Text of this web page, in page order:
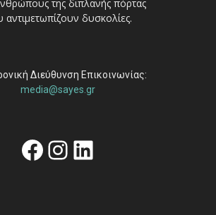
της διπλανής πόρτας
αντιμετωπίζουν δυσκολίες.
Διεύθυνση Επικοινωνίας:
media@sayes.gr
Facebook
Instagram
Linkedin